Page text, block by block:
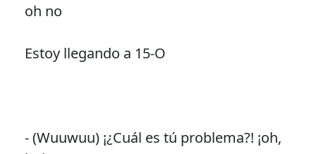
oh no
Estoy llegando a 15-O
- (Wuuwuu) ¡¿Cuál es tú problema?! ¡oh,